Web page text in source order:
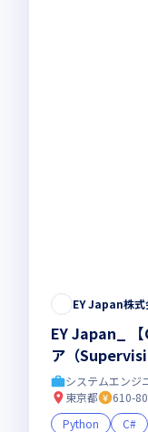
EY Japan株式
EY Japan_
ア（
システムエンジ
東京都
610-
Python
C#